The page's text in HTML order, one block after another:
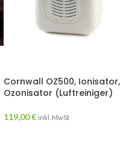
Cornwall OZ500, Ionisator,
Ozonisator (Luftreiniger)
119,00€ inkl. MwSt